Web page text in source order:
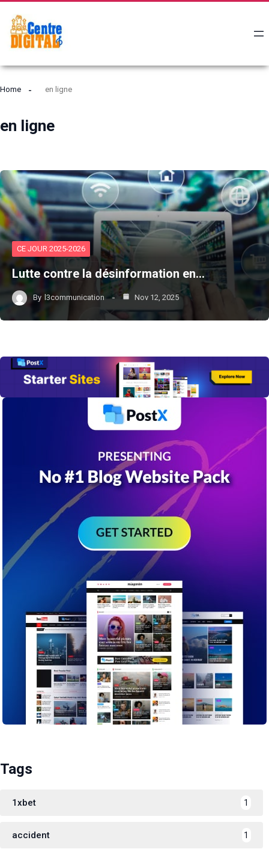
Home en ligne
en ligne
CE JOUR 2025-2026
Lutte contre la désinformation en…
By l3communication Nov 12, 2025
Tags
1xbet 1
accident 1